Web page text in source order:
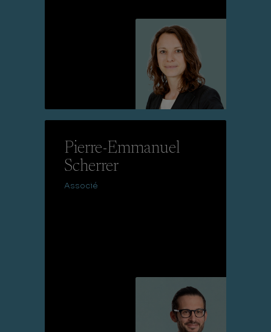
Pierre-Emmanuel
Scherrer
Associé